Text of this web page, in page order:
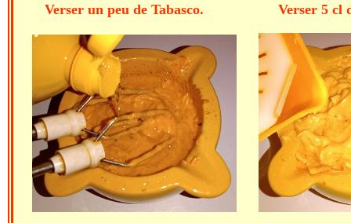
Verser un peu de Tabasco. Verser